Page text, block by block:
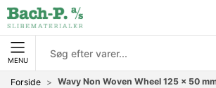
MENU
Forside Wavy Non Woven Wheel 125 x 50